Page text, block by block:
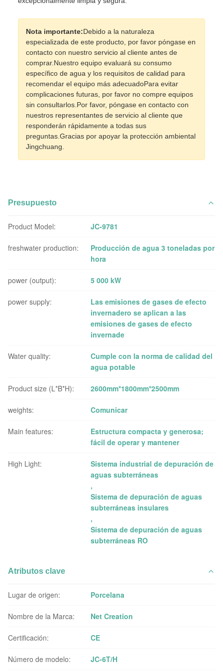
Nota importante:Debido a la naturaleza
especializada de este producto, por favor póngase en
contacto con nuestro servicio al cliente antes de
comprar.Nuestro equipo evaluará su consumo
específico de agua y los requisitos de calidad para
recomendar el equipo más adecuadoPara evitar
complicaciones futuras, por favor no compre equipos
sin consultarlos.Por favor, póngase en contacto con
nuestros representantes de servicio al cliente que
responderán rápidamente a todas sus
preguntas.Gracias por apoyar la protección ambiental
Jingchuang.
Presupuesto
Product Model: JC-9781
freshwater production:
Producción de agua 3 toneladas por
hora
power (output): 5 000 kW
power supply:
Las emisiones de gases de efecto
invernadero se aplican a las
emisiones de gases de efecto
invernade
Water quality:
Cumple con la norma de calidad del
agua potable
Product size (L*B*H): 2600mm*1800mm*2500mm
weights: Comunicar
Main features:
Estructura compacta y generosa;
fácil de operar y mantener
High Light:
Sistema industrial de depuración de
aguas subterráneas
,
Sistema de depuración de aguas
subterráneas insulares
,
Sistema de depuración de aguas
subterráneas RO
Atributos clave
Lugar de origen: Porcelana
Nombre de la Marca: Net Creation
Certificación: CE
Número de modelo: JC-6T/H